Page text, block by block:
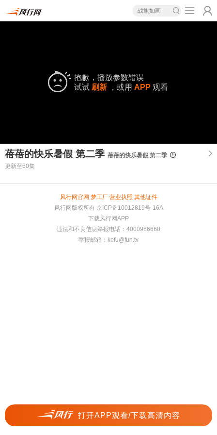
战旗如画
抱歉，播放参数错误
试试 刷新 ，或用 APP 观看
蓓蓓的快乐暑假 第二季 蓓蓓的快乐暑假 第二季
更新至60集
打开APP观看/下载高清内容
风行网官网 梦工厂 营业执照 其他证件
风行网版权所有 京ICP备10012819号-16A
下载风行网APP
违法和不良信息举报电话：4000966660
举报邮箱： kefu@fun.tv